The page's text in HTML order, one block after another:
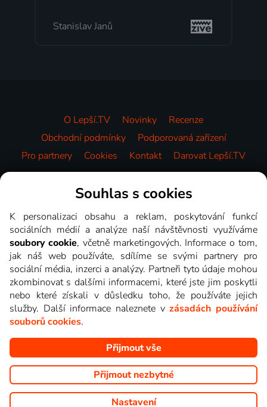
Milada Tomešová
O Lepší.TV Novinky
Recenze
Obchodní podmínky
Podporovaná zařízení
Pro partnery
Cookies Kontakt Darovat Lepší.TV
Videotéka
Copyright © goNET s.r.o. Na tomto webu jsou zobrazovány
obrázky z pořadů TV stanic, které můžete sledovat v Lepší.TV.
Souhlas s cookies
K personalizaci obsahu a reklam, poskytování funkcí
sociálních médií a analýze naší návštěvnosti využíváme
soubory cookie, včetně marketingových. Informace o tom,
jak náš web používáte, sdílíme se svými partnery pro
sociální média, inzerci a analýzy. Partneři tyto údaje mohou
zkombinovat s dalšími informacemi, které jste jim poskytli
nebo které získali v důsledku toho, že používáte jejich
služby. Další informace naleznete vzásadách používání
souborů cookies.
Přijmout vše
Přijmout nezbytné
Nastavení